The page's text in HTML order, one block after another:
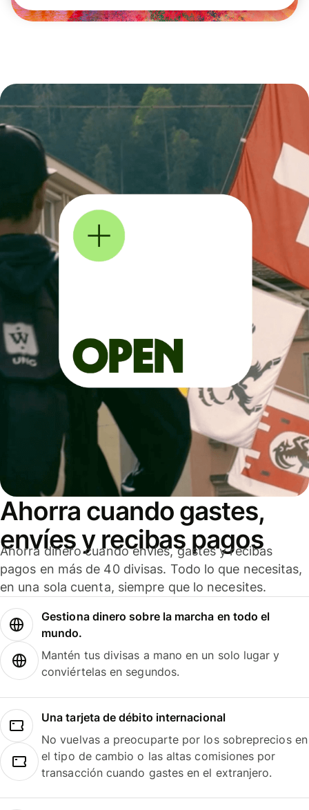
Ahorra cuando gastes,
envíes y recibas pagos
Ahorra dinero cuando envíes, gastes y recibas
pagos en más de 40 divisas. Todo lo que necesitas,
en una sola cuenta, siempre que lo necesites.
Gestiona dinero sobre la marcha en todo el
mundo.
Mantén tus divisas a mano en un solo lugar y
conviértelas en segundos.
Una tarjeta de débito internacional
No vuelvas a preocuparte por los sobreprecios en
el tipo de cambio o las altas comisiones por
transacción cuando gastes en el extranjero.